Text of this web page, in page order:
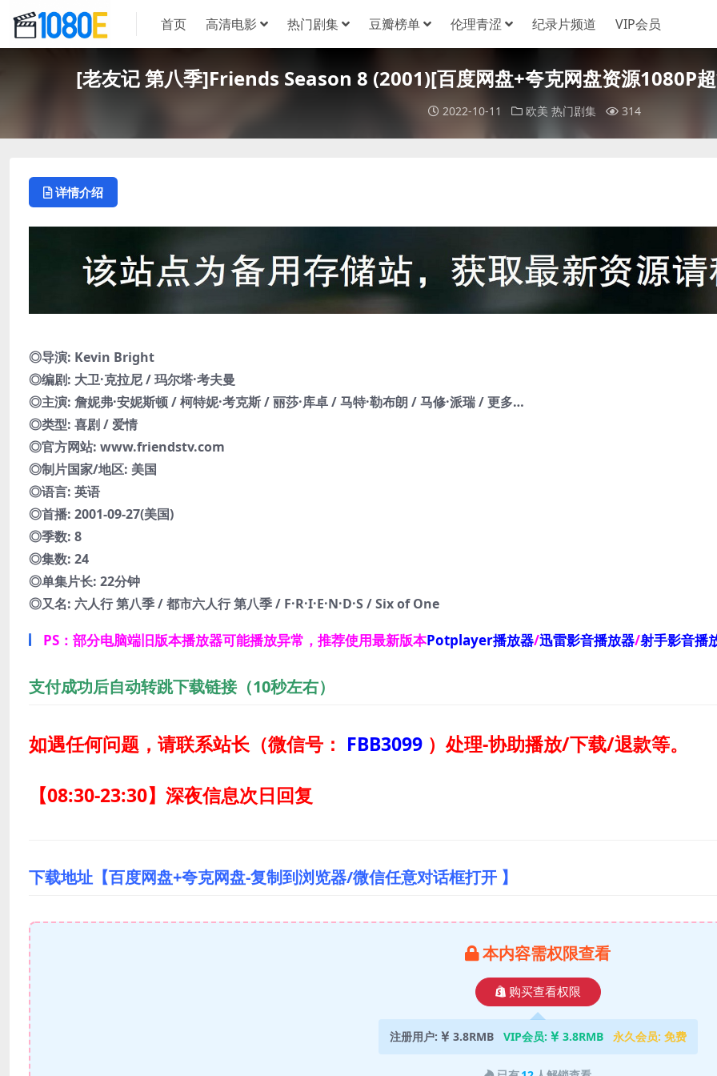
首页 高清电影 热门剧集 豆瓣榜单 伦理青涩 纪录片频道 VIP会员
[老友记 第八季]Friends Season 8 (2001)[百度网盘+夸克网盘资源1080P
2022-10-11 欧美 热门剧集 314
详情介绍
◎导演: Kevin Bright
◎编剧: 大卫·克拉尼 / 玛尔塔·考夫曼
◎主演: 詹妮弗·安妮斯顿 / 柯特妮·考克斯 / 丽莎·库卓 / 马特·勒布朗 / 马修·派瑞 / 更多…
◎类型: 喜剧 / 爱情
◎官方网站: www.friendstv.com
◎制片国家/地区: 美国
◎语言: 英语
◎首播: 2001-09-27(美国)
◎季数: 8
◎集数: 24
◎单集片长: 22分钟
◎又名: 六人行 第八季 / 都市六人行 第八季 / F·R·I·E·N·D·S / Six of One
PS：部分电脑端旧版本播放器可能播放异常，推荐使用最新版本Potplayer播放器/迅雷影音播放器/射手影音播
支付成功后自动转跳下载链接（10秒左右）
如遇任何问题，请联系站长（微信号： FBB3099 ） 处理-协助播放/下载/退款等。
【08:30-23:30】深夜信息次日回复
下载地址【百度网盘+夸克网盘-复制到浏览器/微信任意对话框打开 】
本内容需权限查看
购买查看权限
注册用户: 3.8RMB VIP会员: 3.8RMB 永久会员: 免费